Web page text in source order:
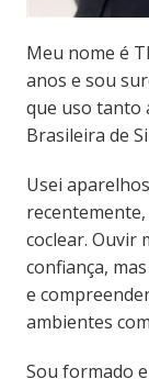
Meu nome é
anos e sou
que uso tanto
Brasileira de
Usei
coclear. Ouvir
confiança,
e
ambientes
Sou formado